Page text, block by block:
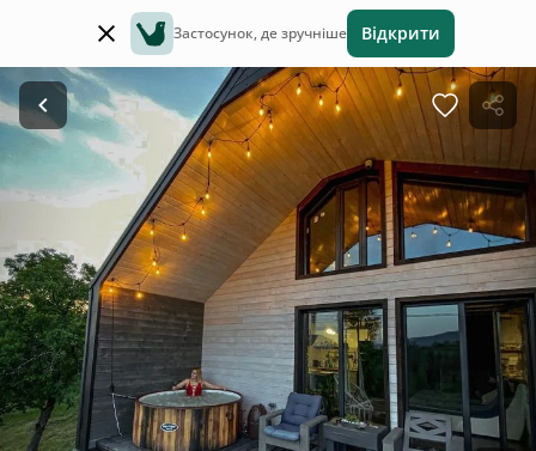
Застосунок, де зручніше Відкрити